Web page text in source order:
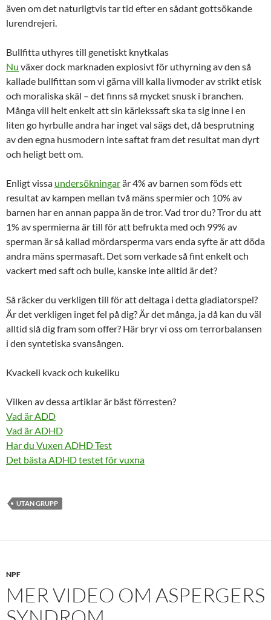
även om det naturligtvis tar tid efter en sådant gottsökande
lurendrejeri.
Bullfitta uthyres till genetiskt knytkalas
Nu växer dock marknaden explosivt för uthyrning av den så
kallade bullfittan som vi gärna vill kalla livmoder av strikt etisk
och moraliska skäl – det finns så mycket snusk i branchen.
Många vill helt enkelt att sin kärlekssaft ska ta sig inne i en
liten go hyrbulle andra har inget val sägs det, då besprutning
av den egna husmodern inte saftat fram det resultat man dyrt
och heligt bett om.
Enligt vissa undersökningarär 4% av barnen som föds ett
resultat av kampen mellan två mäns spermier och 10% av
barnen har en annan pappa än de tror. Vad tror du? Tror du att
1% av spermierna är till för att befrukta med och 99% av
sperman är så kallad mördarsperma vars enda syfte är att döda
andra mäns spermasaft. Det som verkade så fint enkelt och
vackert med saft och bulle, kanske inte alltid är det?
Så räcker du verkligen till för att deltaga i detta gladiatorspel?
Är det verkligen inget fel på dig? Är det många, ja då kan du väl
alltid slå dig fram som offer? Här bryr vi oss om terrorbalansen
i den syntetiska svansången.
Kvackeli kvack och kukeliku
Vilken av dessa artiklar är bäst förresten?
Vad är ADD
Vad är ADHD
Har du Vuxen ADHD Test
Det bästa ADHD testet för vuxna
UTAN GRUPP
NPF
MER VIDEO OM ASPERGERS